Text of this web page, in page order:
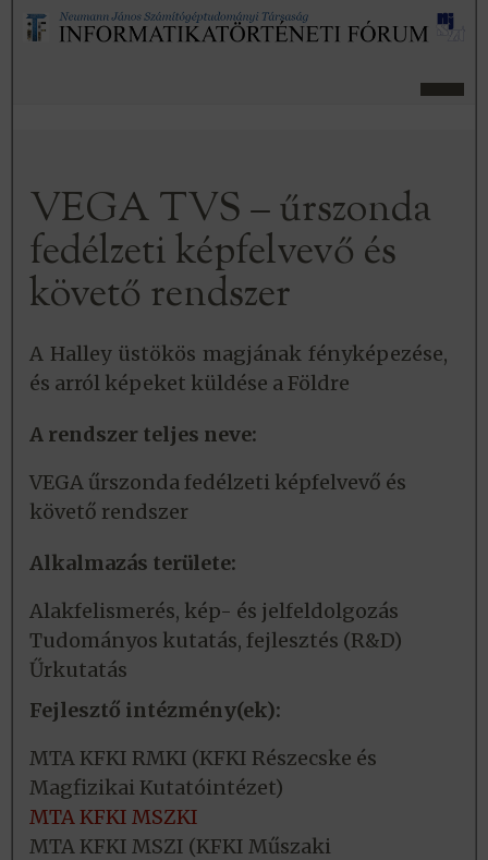
VEGA TVS – űrszonda
fedélzeti képfelvevő és
követő rendszer
A Halley üstökös magjának fényképezése,
és arról képeket küldése a Földre
A rendszer teljes neve:
VEGA űrszonda fedélzeti képfelvevő és
követő rendszer
Alkalmazás területe:
Alakfelismerés, kép- és jelfeldolgozás
Tudományos kutatás, fejlesztés (R&D)
Űrkutatás
Fejlesztő intézmény(ek):
MTA KFKI RMKI (KFKI Részecske és
Magfizikai Kutatóintézet)
MTA KFKI MSZKI
MTA KFKI MSZI (KFKI Műszaki